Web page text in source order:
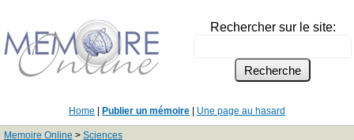
Rechercher sur le site:
Home Publier un mémoire Une page au hasard
Memoire Online > Sciences